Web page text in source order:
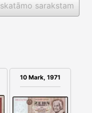
sarakstam
10 Mark, 1971